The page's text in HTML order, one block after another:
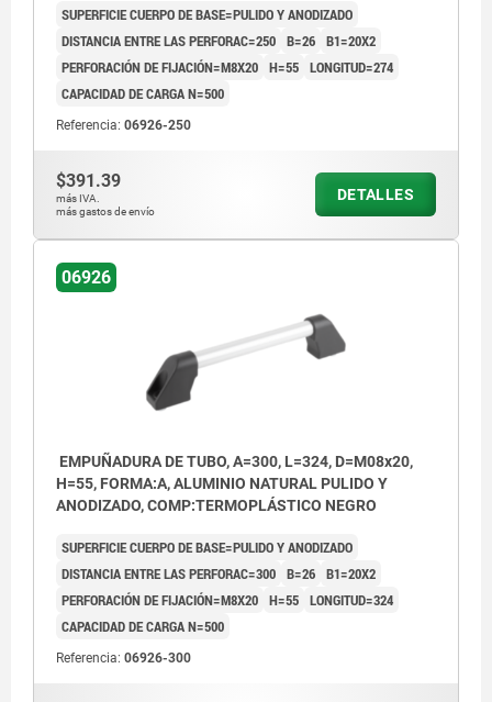
SUPERFICIE CUERPO DE BASE=PULIDO Y ANODIZADO
DISTANCIA ENTRE LAS PERFORAC=250 B=26 B1=20X2
PERFORACIÓN DE FIJACIÓN=M8X20 H=55 LONGITUD=274
CAPACIDAD DE CARGA N=500
Referencia: 06926-250
$391.39
más IVA.
más gastos de envío
DETALLES
06926
EMPUÑADURA DE TUBO, A=300, L=324, D=M08x20,
H=55, FORMA:A, ALUMINIO NATURAL PULIDO Y
ANODIZADO, COMP:TERMOPLÁSTICO NEGRO
SUPERFICIE CUERPO DE BASE=PULIDO Y ANODIZADO
DISTANCIA ENTRE LAS PERFORAC=300 B=26 B1=20X2
PERFORACIÓN DE FIJACIÓN=M8X20 H=55 LONGITUD=324
CAPACIDAD DE CARGA N=500
Referencia: 06926-300